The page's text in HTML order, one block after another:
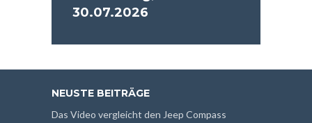
30.07.2026
NEUSTE BEITRÄGE
Das Video vergleicht den Jeep Compass